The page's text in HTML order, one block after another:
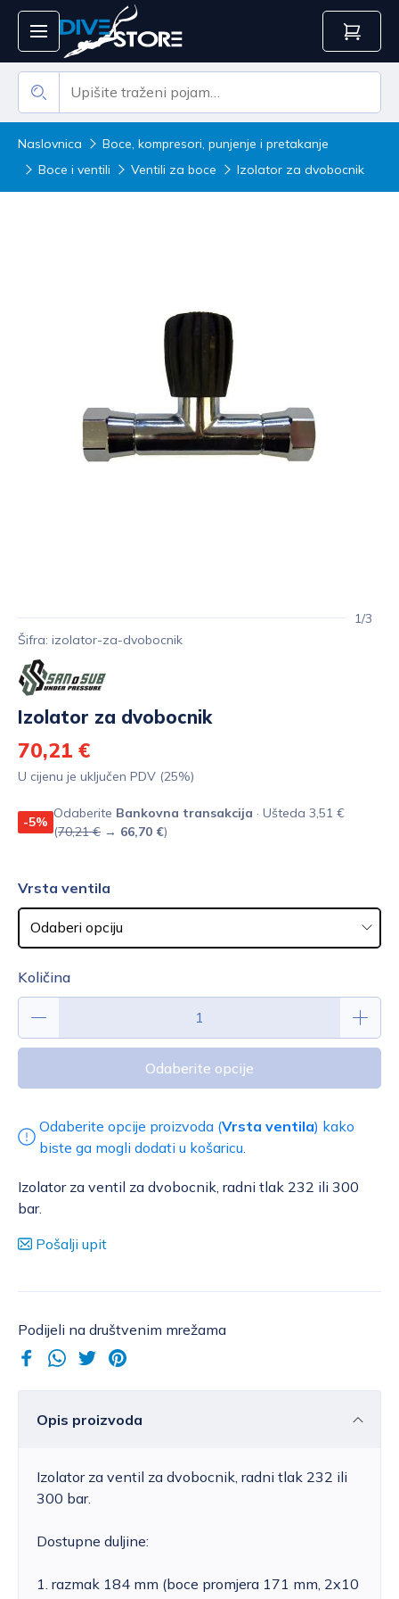
Naslovnica
Boce, kompresori, punjenje i pretakanje
Boce i ventili
Ventili za boce Izolator za dvobocnik
1/3
Šifra: izolator-za-dvobocnik
Izolator za dvobocnik
70,21 €
U cijenu je uključen PDV (25%)
-5%
Odaberite Bankovna transakcija · Ušteda 3,51 €
(70,21 € → 66,70 €)
Vrsta ventila
Količina
Odaberite opcije
Odaberite opcije proizvoda (Vrsta ventila) kako
biste ga mogli dodati u košaricu.
Izolator za ventil za dvobocnik, radni tlak 232 ili 300
bar.
Pošalji upit
Podijeli na društvenim mrežama
Opis proizvoda
Izolator za ventil za dvobocnik, radni tlak 232 ili
300 bar.
Dostupne duljine:
1. razmak 184 mm (boce promjera 171 mm, 2x10